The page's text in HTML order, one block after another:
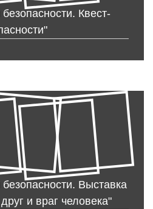
Квест-
Выставка
и враг человека"